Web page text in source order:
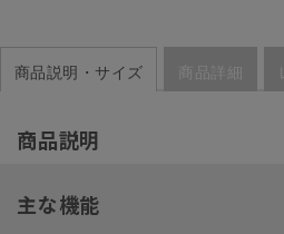
商品説明・サイズ 商品詳細
商品説明
主な機能